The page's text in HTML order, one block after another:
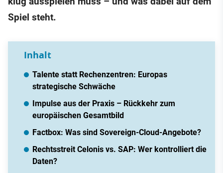
Spiel steht.
Inhalt
Talente statt Rechenzentren: Europas
strategische Schwäche
Impulse aus der Praxis – Rückkehr zum
europäischen Gesamtbild
Factbox: Was sind Sovereign-Cloud-Angebote?
Rechtsstreit Celonis vs. SAP: Wer kontrolliert die
Daten?